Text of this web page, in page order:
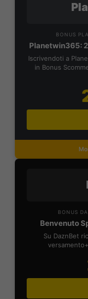
BONUS
Planetwin365:
Iscrivendoti a
in Bonus
BONUS
Benvenuto
Su DaznBet